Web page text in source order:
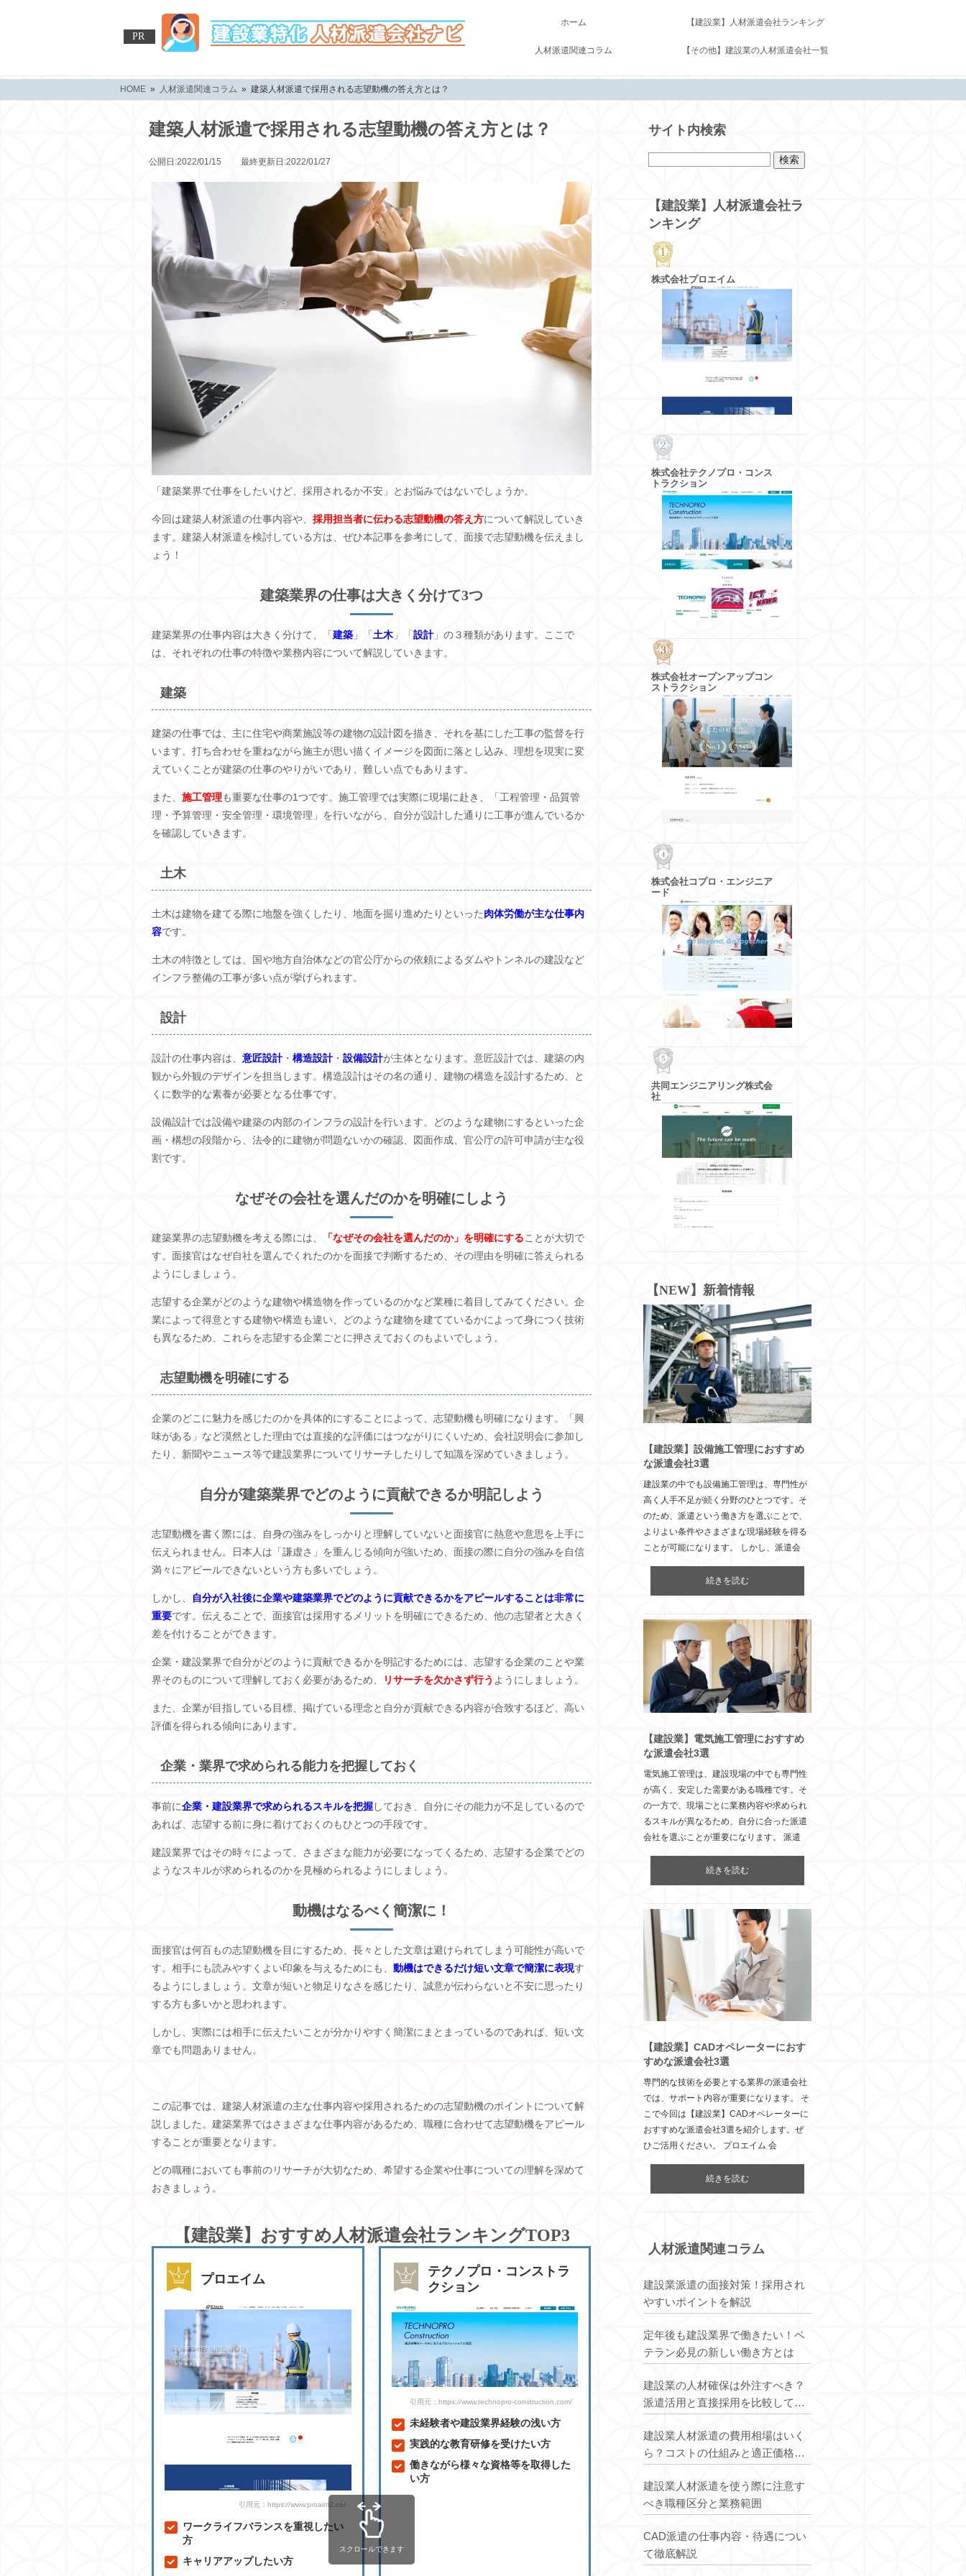
PR
ホーム 【建設業】人材派遣会社ランキング
人材派遣関連コラム 【その他】建設業の人材派遣会社一覧
HOME » 人材派遣関連コラム » 建築人材派遣で採用される志望動機の答え方とは？
建築人材派遣で採用される志望動機の答え方とは？
公開日:2022/01/15 最終更新日:2022/01/27
「建築業界で仕事をしたいけど、採用されるか不安」とお悩みではないでしょうか。
今回は建築人材派遣の仕事内容や、採用担当者に伝わる志望動機の答え方について解説していき
ます。建築人材派遣を検討している方は、ぜひ本記事を参考にして、面接で志望動機を伝えまし
ょう！
建築業界の仕事は大きく分けて3つ
建築業界の仕事内容は大きく分けて、「建築 」「土木 」「設計」の３種類があります。ここで
は、それぞれの仕事の特徴や業務内容について解説していきます。
建築
建築の仕事では、主に住宅や商業施設等の建物の設計図を描き、それを基にした工事の監督を行
います。打ち合わせを重ねながら施主が思い描くイメージを図面に落とし込み、理想を現実に変
えていくことが建築の仕事のやりがいであり、難しい点でもあります。
また、施工管理も重要な仕事の1つです。施工管理では実際に現場に赴き、「工程管理・品質管
理・予算管理・安全管理・環境管理」を行いながら、自分が設計した通りに工事が進んでいるか
を確認していきます。
土木
土木は建物を建てる際に地盤を強くしたり、地面を掘り進めたりといった肉体労働が主な仕事内
容です。
土木の特徴としては、国や地方自治体などの官公庁からの依頼によるダムやトンネルの建設など
インフラ整備の工事が多い点が挙げられます。
設計
設計の仕事内容は、意匠設計・構造設計・設備設計が主体となります。意匠設計では、建築の内
観から外観のデザインを担当します。構造設計はその名の通り、建物の構造を設計するため、と
くに数学的な素養が必要となる仕事です。
設備設計では設備や建築の内部のインフラの設計を行います。どのような建物にするといった企
画・構想の段階から、法令的に建物が問題ないかの確認、図面作成、官公庁の許可申請が主な役
割です。
なぜその会社を選んだのかを明確にしよう
建築業界の志望動機を考える際には、 「なぜその会社を選んだのか」を明確にすることが大切で
す。面接官はなぜ自社を選んでくれたのかを面接で判断するため、その理由を明確に答えられる
ようにしましょう。
志望する企業がどのような建物や構造物を作っているのかなど業種に着目してみてください。企
業によって得意とする建物や構造も違い、どのような建物を建てているかによって身につく技術
も異なるため、これらを志望する企業ごとに押さえておくのもよいでしょう。
志望動機を明確にする
企業のどこに魅力を感じたのかを具体的にすることによって、志望動機も明確になります。「興
味がある」など漠然とした理由では直接的な評価にはつながりにくいため、会社説明会に参加し
たり、新聞やニュース等で建設業界についてリサーチしたりして知識を深めていきましょう。
自分が建築業界でどのように貢献できるか明記しよう
志望動機を書く際には、自身の強みをしっかりと理解していないと面接官に熱意や意思を上手に
伝えられません。日本人は「謙虚さ」を重んじる傾向が強いため、面接の際に自分の強みを自信
満々にアピールできないという方も多いでしょう。
しかし、
自分が入社後に企業や建築業界でどのように貢献できるかをアピールすることは非常に
重要です。伝えることで、面接官は採用するメリットを明確にできるため、他の志望者と大きく
差を付けることができます。
企業・建設業界で自分がどのように貢献できるかを明記するためには、志望する企業のことや業
界そのものについて理解しておく必要があるため、
リサーチを欠かさず行う ようにしましょう。
また、企業が目指している目標、掲げている理念と自分が貢献できる内容が合致するほど、高い
評価を得られる傾向にあります。
企業・業界で求められる能力を把握しておく
事前に企業・建設業界で求められるスキルを把握しておき、自分にその能力が不足しているので
あれば、志望する前に身に着けておくのもひとつの手段です。
建設業界ではその時々によって、さまざまな能力が必要になってくるため、志望する企業でどの
ようなスキルが求められるのかを見極められるようにしましょう。
動機はなるべく簡潔に！
面接官は何百もの志望動機を目にするため、長々とした文章は避けられてしまう可能性が高いで
す。相手にも読みやすくよい印象を与えるためにも、動機はできるだけ短い文章で簡潔に表現す
るようにしましょう。文章が短いと物足りなさを感じたり、誠意が伝わらないと不安に思ったり
する方も多いかと思われます。
しかし、実際には相手に伝えたいことが分かりやすく簡潔にまとまっているのであれば、短い文
章でも問題ありません。
この記事では、建築人材派遣の主な仕事内容や採用されるための志望動機のポイントについて解
説しました。建築業界ではさまざまな仕事内容があるため、職種に合わせて志望動機をアピール
することが重要となります。
どの職種においても事前のリサーチが大切なため、希望する企業や仕事についての理解を深めて
おきましょう。
【建設業】おすすめ人材派遣会社ランキングTOP3
プロエイム
引用元：https://www.proaim2.co/
ワークライフバランスを重視したい
方
キャリアアップしたい方
テクノプロ・コンストラ
クション
引用元：https://www.technopro-construction.com/
未経験者や建設業界経験の浅い方
実践的な教育研修を受けたい方
働きながら様々な資格等を取得した
い方
ラクション
引用元：https://www.openup-construction.co.jp/
場で働きたい方
ワークライフバランスを重視したい
就職・転職をサポートしてほしい方
スクロールできます
サイト内検索
【建設業】人材派遣会社ラ
ンキング
株式会社プロエイム
株式会社テクノプロ・コンス
トラクション
株式会社オープンアップコン
ストラクション
株式会社コプロ・エンジニア
ード
共同エンジニアリング株式会
社
【NEW】新着情報
【建設業】設備施工管理におすすめ
な派遣会社3選
建設業の中でも設備施工管理は、専門性が
高く人手不足が続く分野のひとつです。そ
のため、派遣という働き方を選ぶことで、
よりよい条件やさまざまな現場経験を得る
ことが可能になります。 しかし、派遣会
続きを読む
【建設業】電気施工管理におすすめ
な派遣会社3選
電気施工管理は、建設現場の中でも専門性
が高く、安定した需要がある職種です。そ
の一方で、現場ごとに業務内容や求められ
るスキルが異なるため、自分に合った派遣
会社を選ぶことが重要になります。 派遣
続きを読む
【建設業】CADオペレーターにおす
すめな派遣会社3選
専門的な技術を必要とする業界の派遣会社
では、サポート内容が重要になります。 そ
こで今回は【建設業】CADオペレーターに
おすすめな派遣会社3選を紹介します。ぜ
ひご活用ください。 プロエイム 会
続きを読む
人材派遣関連コラム
建設業派遣の面接対策！採用され
やすいポイントを解説
定年後も建設業界で働きたい！ベ
テラン必見の新しい働き方とは
建設業の人材確保は外注すべき？
派遣活用と直接採用を比較して最
建設業人材派遣の費用相場はいく
ら？コストの仕組みと適正価格を
建設業人材派遣を使う際に注意す
べき職種区分と業務範囲
CAD派遣の仕事内容・待遇につい
て徹底解説